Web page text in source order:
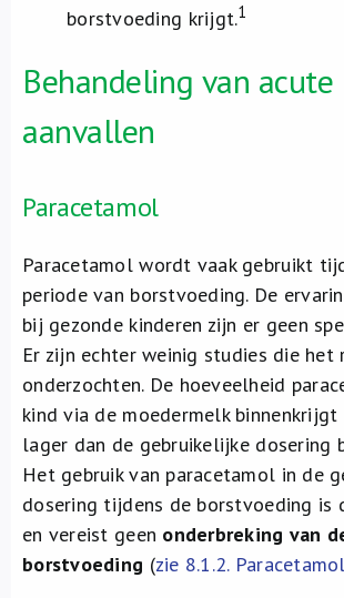
borstvoeding krijgt.1
Behandeling van acute
aanvallen
Paracetamol
Paracetamol wordt vaak gebruikt
periode van borstvoeding. De
bij gezonde kinderen zijn er geen
Er zijn echter weinig studies die het
onderzochten. De hoeveelheid
kind via de moedermelk binnenkrijgt
lager dan de gebruikelijke dosering
Het gebruik van paracetamol in de
dosering tijdens de borstvoeding is
en vereist geen onderbreking van
borstvoeding (zie 8.1.2. Paracetamol